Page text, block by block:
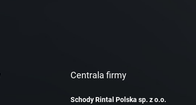
Centrala firmy
Schody Rintal Polska sp. z o.o.